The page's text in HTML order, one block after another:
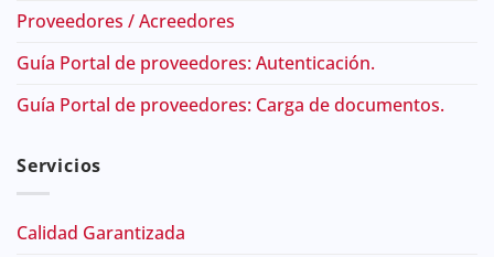
Proveedores / Acreedores
Guía Portal de proveedores: Autenticación.
Guía Portal de proveedores: Carga de documentos.
Servicios
Calidad Garantizada